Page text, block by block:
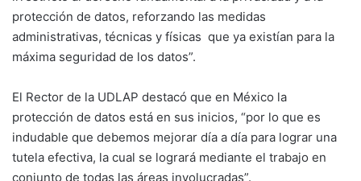
protección de datos, reforzando las medidas
administrativas, técnicas y físicas que ya existían para la
máxima seguridad de los datos”.
El Rector de la UDLAP destacó que en México la
protección de datos está en sus inicios, “por lo que es
indudable que debemos mejorar día a día para lograr una
tutela efectiva, la cual se logrará mediante el trabajo en
conjunto de todas las áreas involucradas”.